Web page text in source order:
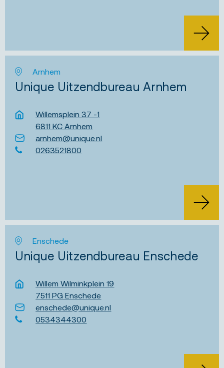
Arnhem
Unique Uitzendbureau Arnhem
Willemsplein 37 -1
6811 KC Arnhem
arnhem@unique.nl
0263521800
Enschede
Unique Uitzendbureau Enschede
Willem Wilminkplein 19
7511 PG Enschede
enschede@unique.nl
0534344300